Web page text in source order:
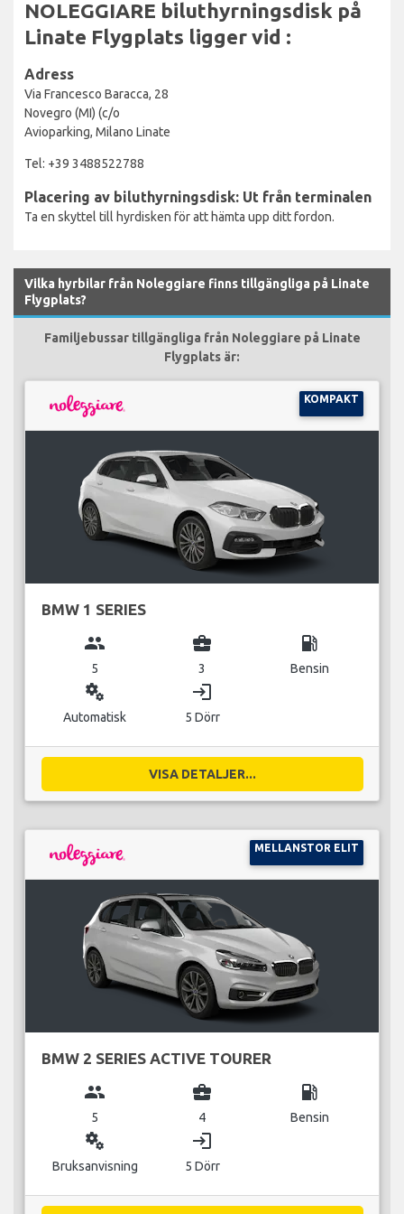
NOLEGGIARE biluthyrningsdisk på
Linate Flygplats ligger vid :
Adress
Via Francesco Baracca, 28
Novegro (MI) (c/o
Avioparking, Milano Linate
Tel: +39 3488522788
Placering av biluthyrningsdisk: Ut från terminalen
Ta en skyttel till hyrdisken för att hämta upp ditt fordon.
Vilka hyrbilar från Noleggiare finns tillgängliga på Linate
Flygplats?
Familjebussar tillgängliga från Noleggiare på Linate
Flygplats är:
KOMPAKT
BMW 1 SERIES
group
5
business_center
3
local_gas_station
Bensin
miscellaneous_services
Automatisk
login
5 Dörr
VISA DETALJER...
MELLANSTOR ELIT
BMW 2 SERIES ACTIVE TOURER
group
5
business_center
4
local_gas_station
Bensin
miscellaneous_services
Bruksanvisning
login
5 Dörr